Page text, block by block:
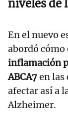
niveles de
En el nuevo
abordó cómo
inflamación
ABCA7en las
afectar así a
Alzheimer.